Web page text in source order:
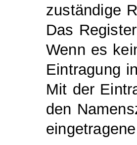
zuständige
Das
Wenn es
Eintragung
Mit der
den